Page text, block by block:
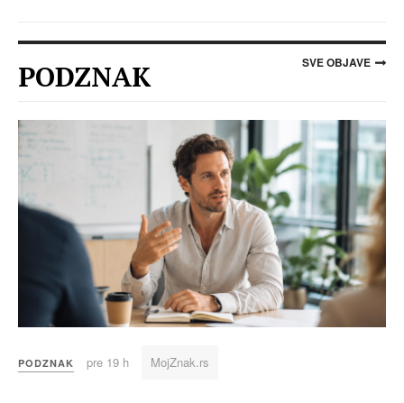
PODZNAK SVE OBJAVE
PODZNAK pre 19 h MojZnak.rs